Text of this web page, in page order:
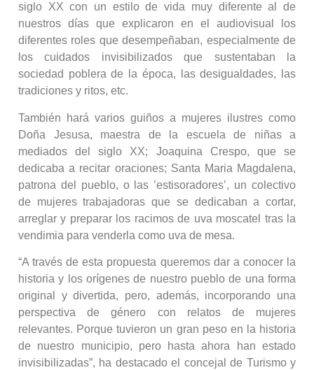
siglo XX con un estilo de vida muy diferente al de
nuestros días que explicaron en el audiovisual los
diferentes roles que desempeñaban, especialmente de
los cuidados invisibilizados que sustentaban la
sociedad poblera de la época, las desigualdades, las
tradiciones y ritos, etc.
También hará varios guiños a mujeres ilustres como
Doña Jesusa, maestra de la escuela de niñas a
mediados del siglo XX; Joaquina Crespo, que se
dedicaba a recitar oraciones; Santa Maria Magdalena,
patrona del pueblo, o las ’estisoradores’, un colectivo
de mujeres trabajadoras que se dedicaban a cortar,
arreglar y preparar los racimos de uva moscatel tras la
vendimia para venderla como uva de mesa.
“A través de esta propuesta queremos dar a conocer la
historia y los orígenes de nuestro pueblo de una forma
original y divertida, pero, además, incorporando una
perspectiva de género con relatos de mujeres
relevantes. Porque tuvieron un gran peso en la historia
de nuestro municipio, pero hasta ahora han estado
invisibilizadas”, ha destacado el concejal de Turismo y